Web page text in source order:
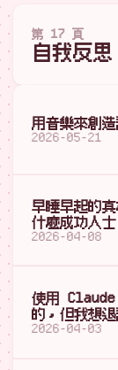
第 17 頁
自我反思
用音樂來創
2026-05-21
早睡早起的
什麼成功人士
2026-04-08
使用 Claude
的，但我想
2026-04-03